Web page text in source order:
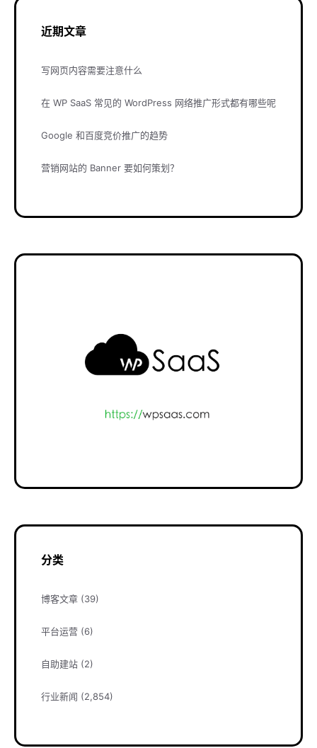
近期文章
写网页内容需要注意什么
在 WP SaaS 常见的 WordPress 网络推广形式都有哪些呢
Google 和百度竞价推广的趋势
营销网站的 Banner 要如何策划？
分类
博客文章 (39)
平台运营 (6)
自助建站 (2)
行业新闻 (2,854)